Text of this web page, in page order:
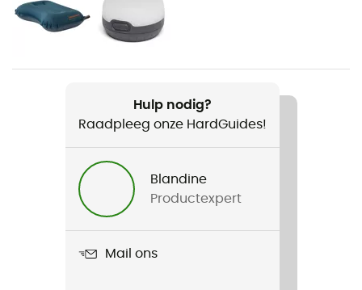
Voor
Heren / Dames
Gewicht
NeoAir Venture
Gebruikte Technologieën
Hulp nodig?
Raadpleeg onze HardGuides!
Blandine
Productexpert
Mail ons